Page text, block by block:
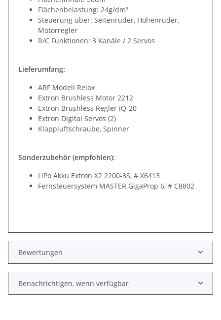
Flächenbelastung: 24g/dm²
Steuerung über: Seitenruder, Höhenruder,
Motorregler
R/C Funktionen: 3 Kanäle / 2 Servos
Lieferumfang:
ARF Modell Relax
Extron Brushless Motor 2212
Extron Brushless Regler iQ-20
Extron Digital Servos (2)
Klappluftschraube, Spinner
Sonderzubehör (empfohlen):
LiPo Akku Extron X2 2200-3S, # X6413
Fernsteuersystem MASTER GigaProp 6, # C8802
Bewertungen
Benachrichtigen, wenn verfügbar